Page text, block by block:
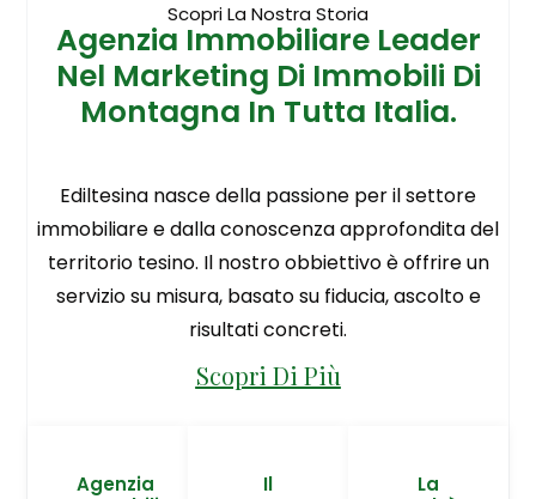
Scopri La Nostra Storia
Agenzia Immobiliare Leader
Nel Marketing Di Immobili Di
Montagna In Tutta Italia.
Ediltesina nasce della passione per il settore
immobiliare e dalla conoscenza approfondita del
territorio tesino. Il nostro obbiettivo è offrire un
servizio su misura, basato su fiducia, ascolto e
risultati concreti.
Scopri Di Più
Agenzia
Il
La